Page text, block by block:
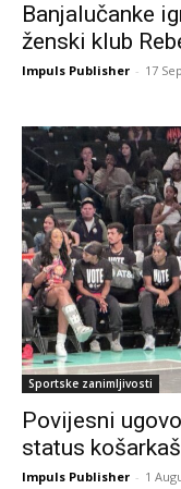
Banjalučanke
ženski klub
Impuls Publisher - 17
Sportske zanimljivosti
Povijesni
status
Impuls Publisher - 1